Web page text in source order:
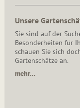
Unsere
Sie sind auf der
Besonderheiten für
schauen Sie sich
Gartenschätze an.
mehr…